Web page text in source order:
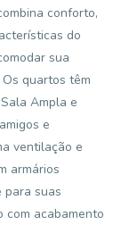
conforto,
do
sua
quartos têm
Ampla e
e
ventilação e
armários
para suas
com acabamento